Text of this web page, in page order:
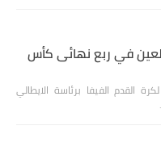
في ربع نهائى كأس
القدم الفيفا برئاسة الايطالي